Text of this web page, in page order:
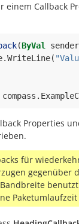
einem Callback
(ByVal sender
.WriteLine(
compass .
Properties
für
gegenüber